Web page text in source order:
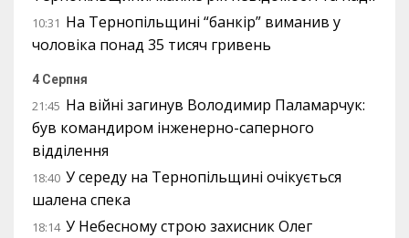
10:31 На Тернопільщині “банкір” виманив у
чоловіка понад 35 тисяч гривень
4 Серпня
21:45 На війні загинув Володимир Паламарчук:
був командиром інженерно-саперного
відділення
18:40 У середу на Тернопільщині очікується
шалена спека
18:14 У Небесному строю захисник Олег